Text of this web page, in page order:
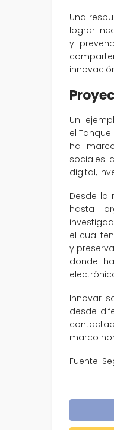
Una
lograr
y
Un
el
ha
sociales
digital,
Desde la
hasta
el cual
y
donde
Innovar
desde
marco
Fuente: